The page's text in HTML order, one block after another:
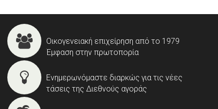
Οικογενειακή επιχείρηση από το 1979
Έμφαση στην πρωτοπορία
Ενημερωνόμαστε διαρκώς για τις νέες
τάσεις της Διεθνούς αγοράς